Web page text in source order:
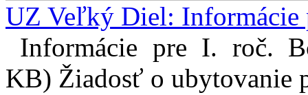
UZ Veľký Diel: Informácie
Informácie pre I. roč.
KB) Žiadosť o ubytovanie